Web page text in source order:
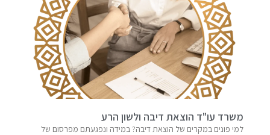
משרד עו"ד הוצאת דיבה ולשון הרע
למי פונים במקרים של הוצאת דיבה? במידה ונפגעתם מפרסום של